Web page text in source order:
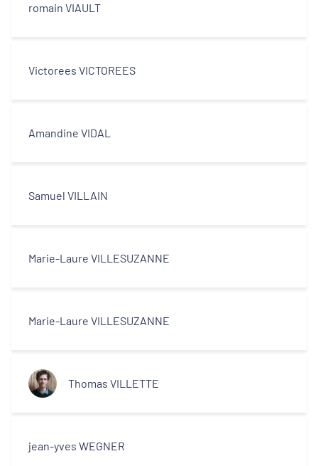
romain VIAULT
Victorees VICTOREES
Amandine VIDAL
Samuel VILLAIN
Marie-Laure VILLESUZANNE
Marie-Laure VILLESUZANNE
Thomas VILLETTE
jean-yves WEGNER